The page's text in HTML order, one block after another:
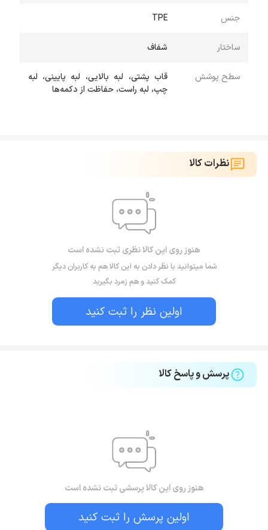
جنس TPE
ساختار شفاف
سطح پوشش
قاب پشتی، لبه بالایی، لبه پایینی، لبه
چپ، لبه راست، حفاظت از دکمه‌ها
نظرات کالا
هنوز روی این کالا نظری ثبت نشده است
شما میتوانید با نظر دادن به این کالا هم به کاربران دیگر
کمک کنید و هم زمرد بگیرید
اولین نظر را ثبت کنید
پرسش و پاسخ کالا
هنوز روی این کالا پرسشی ثبت نشده است
اولین پرسش را ثبت کنید